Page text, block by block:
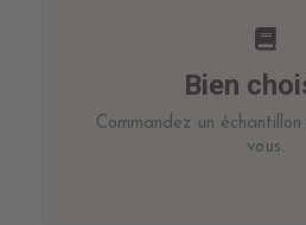
Bien
Commandez un
vous.